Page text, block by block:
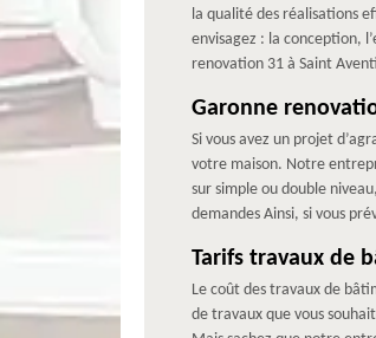
la qualité des réalisations
envisagez : la conception,
renovation 31 à Saint
Garonne
Si vous avez un projet
votre maison. Notre
sur simple ou double
demandes Ainsi, si vous
Tarifs travaux de
Le coût des travaux de
de travaux que vous